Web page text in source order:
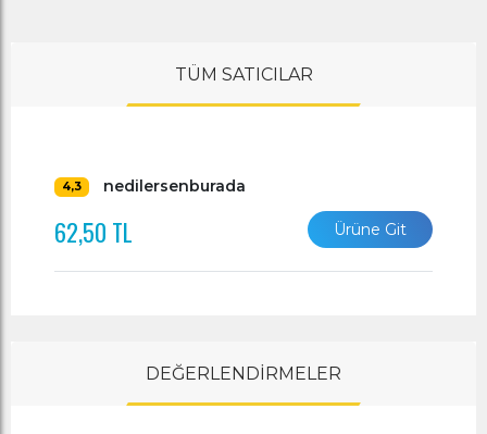
TÜM SATICILAR
4,3 nedilersenburada
62,50 TL Ürüne Git
DEĞERLENDİRMELER